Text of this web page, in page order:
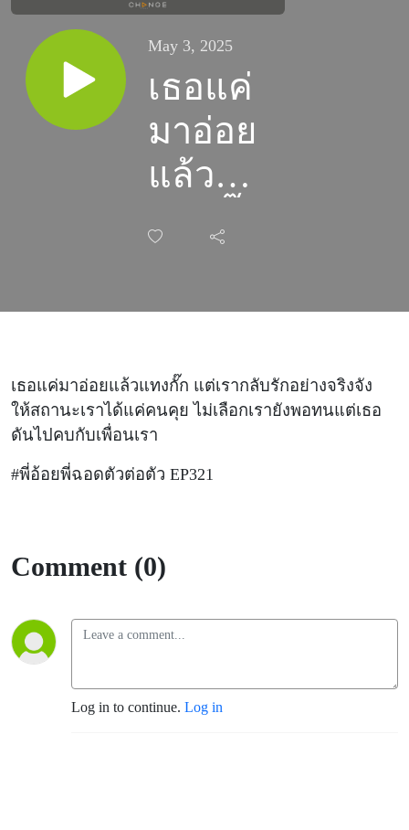
May 3, 2025
เธอแค่
มาอ่อย
แล้ว
แทงกั๊ก
กลับรัก
จริงจัง
เธอแค่มาอ่อยแล้วแทงกั๊ก แต่เรากลับรักอย่างจริงจัง
ให้สถานะเราได้แค่คนคุย ไม่เลือกเรายังพอทนแต่เธอ
ดันไปคบกับเพื่อนเรา
#พี่อ้อยพี่ฉอดตัวต่อตัว EP321
Comment (0)
Log in to continue. Log in